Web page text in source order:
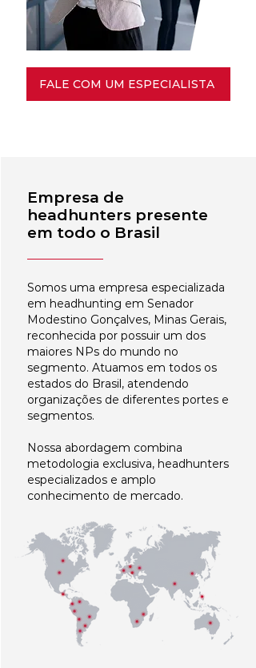
FALE COM UM ESPECIALISTA
Empresa de
headhunters presente
em todo o Brasil
Somos uma empresa especializada
em headhunting em Senador
Modestino Gonçalves, Minas Gerais,
reconhecida por possuir um dos
maiores NPs do mundo no
segmento. Atuamos em todos os
estados do Brasil, atendendo
organizações de diferentes portes e
segmentos.
Nossa abordagem combina
metodologia exclusiva, headhunters
especializados e amplo
conhecimento de mercado.